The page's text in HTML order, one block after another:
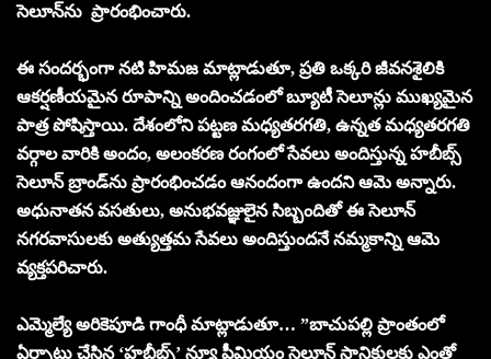
సెలూన్‌ను ప్రారంభించారు.
ఈ సందర్భంగా నటి హిమజ మాట్లాడుతూ, ప్రతి ఒక్కరి జీవనశైలికి
ఆకర్షణీయమైన రూపాన్ని అందించడంలో బ్యూటీ సెలూన్లు ముఖ్యమైన
పాత్ర పోషిస్తాయి. దేశంలోని పట్టణ మధ్యతరగతి, ఉన్నత మధ్యతరగతి
వర్గాల వారికి అందం, అలంకరణ రంగంలో సేవలు అందిస్తున్న హబీబ్స్
సెలూన్ బ్రాండ్‌ను ప్రారంభించడం ఆనందంగా ఉందని ఆమె అన్నారు.
అధునాతన వసతులు, అనుభవజ్ఞులైన సిబ్బందితో ఈ సెలూన్
నగరవాసులకు అత్యుత్తమ సేవలు అందిస్తుందనే నమ్మకాన్ని ఆమె
వ్యక్తపరిచారు.
ఎమ్మెల్యే అరికెపూడి గాంధీ మాట్లాడుతూ… ”బాచుపల్లి ప్రాంతంలో
ఏర్పాటు చేసిన ‘హబీబ్స్’ న్యూ ప్రీమియం సెలూన్ స్థానికుల‌కు ఎంతో